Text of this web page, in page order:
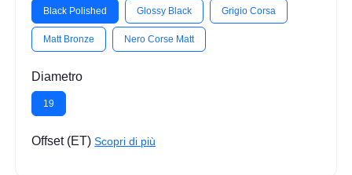
Black Polished Glossy Black Grigio Corsa
Matt Bronze Nero Corse Matt
Diametro
19
Offset (ET)Scopri di più